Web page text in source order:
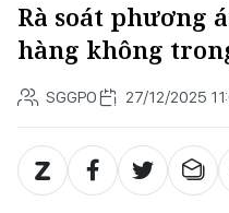
Rà soát phương
hàng không
SGGPO 27/12/2025